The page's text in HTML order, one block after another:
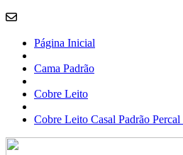
Página Inicial
Cama Padrão
Cobre Leito
Cobre Leito Casal Padrão